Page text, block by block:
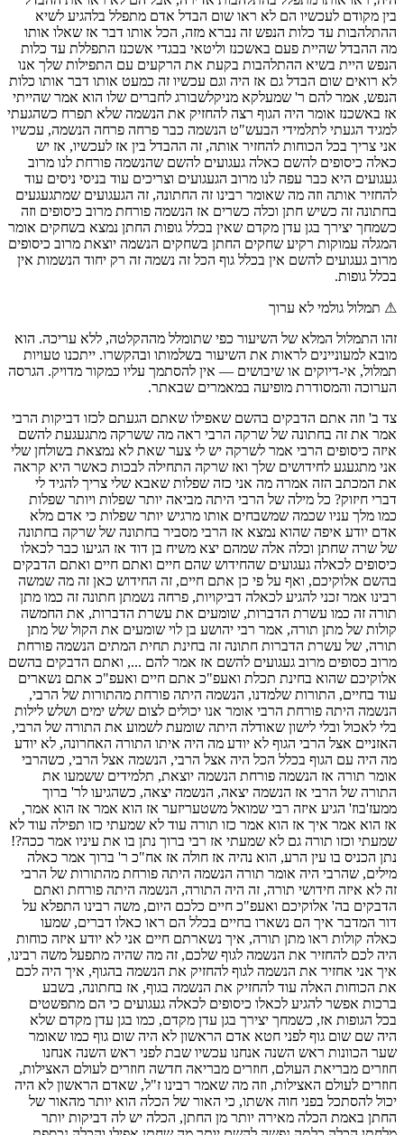
גולמי לא ערוך
התמלול המלא של השיעור כפי שתומלל מההקלטה, ללא עריכה. הוא
למעוניינים לראות את השיעור בשלמותו ובהקשרו. ייתכנו טעויות
אי-דיוקים או שיבושים — אין להסתמך עליו כמקור מדויק. הגרסה
והמסודרת מופיעה במאמרים שבאתר.
ויותר שפלות כמו מלך עניו שכמה שמשבחים אותו מרגיש יותר שפלות כי אדם מלא אדם יודע איפה שהוא נמצא אז הרבי מסביר בחתונה של שרקה בחתונה של שרה שחתן וכלה אלה שמהם יצא משיח בן דוד אז הגיעו כבר לכאלו כיסופים לכאלה געגועים שהחידוש שהם חיים ואתם חיים ואתם הדבקים בהשם אלוקיכם, ואף על פי כן אתם חיים, זה החידוש כאן זה מה שמשה רבינו אמר זכני להגיע לכאלה דביקויות, פרחה נשמתן חתונה זה כמו מתן תורה זה כמו עשרת הדברות, שומעים את עשרת הדברות, את החמשה קולות של מתן תורה, אמר רבי יהושע בן לוי שומעים את הקול של מתן תורה, של עשרת הדברות חתונה זה בחינת תחית המתים הנשמה פורחת מרוב כסופים מרוב געגועים להשם אז אמר להם ..., ואתם הדבקים בהשם אלוקיכם שהוא בחינת תכלת ואעפ"כ אתם חיים ואעפ"כ אתם נשארים עוד בחיים, התורות שלמדנו, הנשמה היתה פורחת מהתורות של הרבי, הנשמה היתה פורחת הרבי אומר אנו יכולים לצום שלש ימים ושלש לילות בלי לאכול ובלי לישון שאודלה היתה שומעת לשמוע את התורה של הרבי, האזניים אצל הרבי הגוף לא יודע מה היה איתו התורה האחרונה, לא יודע מה היה עם הגוף בכלל הכל היה אצל הרבי, הנשמה אצל הרבי, כשהרבי אומר תורה אז הנשמה פורחת הנשמה יוצאת, תלמידים ששמעו את התורה של הרבי אז הנשמה יצאה, הנשמה יצאה, כשהגיעו לר' ברוך ממעז'בוז' הגיע איזה רבי שמואל משטעריזער אז הוא אמר אז הוא אמר, אז הוא אמר איך אז הוא אמר כזו תורה עוד לא שמעתי כזו תפילה עוד לא שמעתי וכזו תורה גם לא שמעתי אז רבי ברוך נתן בו את עיניו אמר ככה?! נתן הכניס בו עין הרע, הוא נהיה אז חולה אז אח"כ ר' ברוך אמר כאלה מילים, שהרבי היה אומר תורה הנשמה היתה פורחת מהתורות של הרבי זה לא איזה חידושי תורה, זה היה התורה, הנשמה היתה פורחת ואתם הדבקים בה' אלוקיכם ואעפ"כ חיים כלכם היום, משה רבינו התפלא על דור המדבר איך הם נשארו בחיים בכלל הם ראו כאלו דברים, שמעו כאלה קולות ראו מתן תורה, איך נשארתם חיים אני לא יודע איזה כוחות היה לכם להחזיר את הנשמה לגוף שלכם, זה מה שהיה מתפעל משה רבינו, איך אני אחזיר את הנשמה לגוף להחזיק את הנשמה בהגוף, איך היה לכם את הכוחות האלה עוד להחזיק את הנשמה בגוף, אז בחתונה, בשבע ברכות אפשר להגיע לכאלו כיסופים לכאלה געגועים כי הם מתפשטים בכל הגופות אז, כשמחך יצירך בגן עדן מקדם, כמו בגן עדן מקדם שלא היה שם שום גוף לפני חטא אדם הראשון לא היה שום גוף כמו שאומר שער הכוונות ראש השנה אנחנו עכשיו שבת לפני ראש השנה אנחנו חוזרים מבריאת העולם, חוזרים מבריאה חדשה חוזרים לעולם האצילות, חוזרים לעולם האצילות, וזה מה שאמר רבינו ז"ל, שאדם הראשון לא היה יכול להסתכל בפני חוה אשתו, כי האור של הכלה הוא יותר מהאור של החתן באמת הכלה מאירה יותר מן החתן, הכלה יש לה דביקות יותר מלחתן הכלה כלתה נפשה להשם יותר מה שחתן אפילו והכלה נכספת להשם כיסופים אמיתיים עד שאדם הראשון לא היה יכול לראות את הפנים של חוה מרוב אור, האור של חוה אומר הזוהר בפ"ג עמוד ב' היה כזה אור גדול, שאדם הראשון לא היה יכול לראות את האור של חוה שהוא היה פי כמה מהאור של אדם הראשון כי אצלה, היא נכספת להשם עוד יותר מהאיש לכן חוה אשתו האירה, האירה אומר, אז אומר האר"י הקדוש בראש השנה פה דף צ"ו כל אחד יראה בבית שלו את השורה הזאת, אומר חוה האירה בש"ע רבוא נהורין ואדם הראשון האיר רק בק"ן רבוא נהורין רק 160 פחות מחצי יותר מחצי קצת יותר מחצי בש"ע יש 365 ... זה 200... פחות מחצי זה נקרא 185 החצי זה קפ"ה, כן זה, מכל פן יוצא 2 פנים מכל פן, פן זה קל קל זה אלף למד - אלף זה 111 למד זה 74 זה 185 פה יש 185 אורות ופה יש 185 אורות היה לחוה ש"ע אורות ואדם היה לו פחות מחצי, רק 150 רבוא רבוא נהורין. אז הכלה מרמה... ע"י הכלה הכשרה, אם החתן יודע להעריך את הכלה שהוא מקבל, איזה כלה הוא מקבל, איזה אהוב הוא מקבל, איזה אוצר הוא מקבל, איזה כיסופים וגעגועים, מהיום שהיא נולדה רק כיסופים וגעגועים להשם, נכספת להשם שמכל היתה פורחת להחזיק מרוב געגועים להשם, אז הרבי אומר על הבת שלו שרה הוא אומר, דאכלי כולה ושצי כולה, הכלה הזאת שכלתה ונכספה וגם כלתה נפשו לחצרות ה', לבי ובשרי ירננו לאל חי, אז נכספה וגם כלתה נפשי לחצרות השם, אז הכל נכלה, הכל נשרף, כל הס"א כשיש כזו כלה, אז שיש כזו כלה הכל נשרף הכל נכלה, הכל לא נשאר זכר מזה, דאכלי כולה ושצי כולה, אז אתם הדבקים בהשם אלוקיכם אומר רבינו, שדור המדבר הגיע לכזה דביקות פסקה זוהמתן, הגיעו לדרגת תחית המתים, וכל דור המדבר, הם ראו שמעו קולות שמעו את משה מדבר, שמעו את קול השם, ראו ענני כבוד, כל שניה הנשמה שלהם יצאה כמעט יצאה מרוב כיסופים מרוב געגועים, אדם רואה ענני כבוד, אז מה זה זה קירות? זה ענני כבוד, זה עמודי אש, כתוב שעמוד הענן של היום היה אש לבנה ועמוד הלילה זה היה אש אדומה זה היה גם עמוד אש, רק זה היה אש לבנה, ביום ראו עמוד אש למה כי כולם הם היו אש, כל דור המדבר היה אש כל, הלבבות כולם היו אש, כל יהודי ויהודי היו אש להשם אז הם הוקפו בעמודי אש אש לבנה ביום, אש אדומה בלילה, וזה היה דור המדבר, זה החתן והכלה, כשמחך יצירך בגן עדן מקדם, שהכל מתהפך עכשיו, אין גופות בכלל הגופות נאכלים, הגופות נשרפים הגופות נכלים לגמרי מרוב מרוב מרוב שהנשמה נכלית להשם, אז הגופות נכלים לגמרי נאבדים לגמרי, נשרפים לגמרי, וזה הכלה בחינת תכלת, דאכלי כולה שוצי כולה זה הכלה שהיא כולה דאכלי כולה ושצי כולה, שהיא מכלה את הכל שורפת את הכל את כל הס"א, כמו שהגוף שלה נשרף מרוב געגועים להשם אז כל הס"א נשרפה מרוב געגועים להשם, דאכלי כולה ושצי כולה, וזה החידוש שעל דור המדבר, עם כל הכיסופים ועם כל הגעגועים עוד יכלו להחזיר כל פעם מחדש ואת הנשמה לגוף, כל דיבור ודיבור פרחה נשמתן, ובא מלאך והחזירן הצליחו להחזיר, זה הגדלות של דור המדבר, שהיה טבוע בכל דיבור בכל דבור שהם שמעו הנשמה היתה פורחת, והנשמה חזרה בחזרה למקומה, כי אעשה כלה בכל הגוים, עכשיו שיש כזו כלה שהיא כלה וגם נכספה נפשי לחצרות השם לבי ובשרי ירננו אל אל חי לבי ובשרי, הלב והבשר הגוף הכל נכסף להשם הכל נשרף למען השם אז כל הגוים נשרפים כי אעשה כלה בכל הגוים, וזה ותחל נפש דוד, נפש דוד היא התכלת כי הכלה היא הנפש של דוד הכלה היא הכנור הכלה היא השירים הכלה היא הזמרה, עם השירים שלה היא ממשיכה את החכמות שלמדנו עם השירה ממשיכים את כל החכמות, עם השירים שלה ועם הניגונים שלה, היא ממשיכה לחתנה את כל החכמות את כל השכלים, את כל החכמה בינה ודעת וזה נפש דוד כי הכלה היא נפש דוד, היא בחינת תכלת דאכלי כולה ושצי כולה, וזהו ורוח צפונית היתה מנשבת בכינורו של דוד כי הכלה היא רוח צפון הכלה היא הכנור של דוד, היא הכנור, שהיה מנגן מאליו, ורוח צפון זה דינים וגבורות ושם הנגינה "מכנף הארץ זמירות שמענו" וזה שאומר רבינו, וזה שאנחנו אומרים "ולשמש שם אהל בהם והוא כחתן יוצא מחפתו" אז כולם יודעים את הקושיה המפורסמת שתמיד אנחנו שואלים לשמש שם אהל בהם, והוא כחתן, מה השמש כמו החתן? החתן כמו שמש טפה מאיר כמו שמש? השמש עושה אור בכל העולם, החתן מסתכלים עליו מקבלים איזה הארה, אבל, אז החתן דומה, בבליוניות, טריליוניות הוא דומה להשמש אבל הפסוק לא עומד, דוד המלך אומר לשמש שם אהל בהם והוא כחתן יוצא מחפתו, השמש דומה לחתן, השמש היא משהו מהחתן, היא טריליוניות מהחתן, כי באמת החתן הוא אור כזה גדול כזה אור גדול החתן שבאמת הוא מאיר יותר מהשמש, אם היינו רואים את האור של החתן עכשיו, את הלהבה שיש בו את הכיסופים שיש לו את הגעגועים שיש לו, היינו רואים שהוא מאיר יותר מהשמש יותר בוער מהשמש, השמש משולה קצת לחתן טריליונוית לחתן, לכן עד שלא שקעה שמשו של עלי זרחה שמשו של שמואל, כי זרחה השמש ובא השמש, ואדם נקרא שמש, כי השמש, והוא כחתן יוצא מחפתו ישיש כגבור לרוץ אורח, החתן הזה הוא הגבור הכי גדול יותר מכל בני גילו, והוא כחתן יוצא מחפתו ישיש כגבור לרוץ אורח, אז זה החתן ניבא דוד המלך, שיבוא כזה חתן כגבור לרוץ אורח, כגבור לרוץ אורח, כי הצדיקים הם גבורי כח עושי דברו, באמת הם גבורי כח אין דבר שלא ירוצו אליו, אין דבר שלא יעופו אליו מקצה הארץ ועד לקצה הארץ, תוך שניה הוא יעשה כל מצוה וכל פעולה, הצדיקים הם גבורי כח עושי דברו, שהם רצים מקצה העולם ועד קצה העולם, למעלה ממהירות האור למעלה ממהירות הזמן מגיעים מקצה אל קצה, הצדיקים הם גבורי כח עושי דברו, לשמוע בקול דברו כי זה התגברות, אז הצדיק הזה החתן הזה שהוא זוכה להיות, שהשמש הוא רק טריליונוית מן האור שלו ומקצה השמים מוצאו ותקופתו, בחינות מקיפים כי זה התכלת, שבאמת החתן והכלה שניהם נכספים להשם, שניהם הם התכלת שמכלה את הכל, ע"י נכספה וגם כלתה נפשי לחצרות השם אז הם זוכים לכלות את כל הגוים, את כל שונאי ישראל "ונסתר מחמתו" ועל זה נאמר כלה בחמה כלה ואינמו שמכלים את הכל ע"י נכספה וגם כלתה נפשי לחצרות השם אז הם מכלים את הכל מכלים את כל הס"א, גם של עצמם, גם של אחרים, ולפי זה עכשיו אפשר להבין את דברי המהר"ל הקדוש, ובזה נסיים על הגמרא המפורסמת בברכות, שכולם מכירים אותה, גמרא שהיא טעונה הסבר גמרא ידועה, כל ילד מכיר את הגמרא הזאת, גמרא פשוטה אבל מלאה באלפי קושיות, אין לנו זמן כעת לתרץ את כל הקושיות אבל אולי נתרץ בשבע ברכות הבא את המשך הקושיות אבל עכשיו רק נעמוד על קושיה אחת ועל זה מדבר המהר"ל בפנים, הגמרא הזאת יש בה הרבה קושיות אנו לא יכולים לפרט עכשיו את כולם, רק נתעכב בקושיה אחת, אז הגמרא אומרת, יש פה איזה ארבע מאמרים דבר ראשון זה המאמר הראשון זה אגרא דבי הילולא מלי, זה לבד גמרא מאוד קשה, אגרא דבי הילולא זה שמחה, שירים, תזמורת, אוכל טוב, אגרא דבי הילולא מלי אומר רש"י הדבורים שאומרים לחתן איזה דבורים אומרים לחתן לפני החתונה? איך מכינים אותו לחתונה, לשמח את החתן בדברים, מלי, לא אומרים תזמורות מאיזה תזמורת לקחת, ואיזה צלם לקחת ואיזה אוכל לקחת, - אגרה דבי הילולא מלי - זה לבד. שיעור שלם מה זה אגרא דבי הילולא מלי, זה על זה מדבר על זה מדרש משה בכמה מאמרים ארוכים, אנחנו נמשיך הלאה זה רוצה לומר שכל מילה פה זה גמרא מאוד קשה, באמת אין גמרא שהיא לא קשה, אם אומרים שהגמרא היא לא קשה אז זה סימן שהוא חשב שזה תהלים הוא לא הבין מה הוא לומד בכלל כל מלה כל רש"י, להבין... כשרש"י מסביר את הגמרא תגיד זה בגלל שזה עוד אלפי קושיות, למה הוא אמר את הפירוש הזה דוקא? אבל, זה המאמר הראשון בגמרא שנוגע לחתונה, אנחנו נעבור הלאה, זה נראה אם יהיה לנו עוד זמן נלמד מזה גם כן, אנחנו נעבור עכשיו לשלושת המאמרים הבאים, אמר רבי חלבו אמר רב הונא, כל הנהנה מסעודת חתן ולא משמחו עובר בחמשה קולות יש חמשה קולות שהיו במתן תורה שנאמר קול ששון וקול שמחה קול חתן וקול כלה לראות את השם צבאות ומשמחו אם הוא משמח את החתן הוא יזכה לחמשה קולות של מתן תורה שכמו ששמענו עכשיו קולות הוא זוכה לשמוע את עשרת הדברות, עכשיו כל הקולות, זה מאמר ראשון, מאמר שני אמר רבי אבהו כאילו הקריב תודה מה שייך פה תודה? התודה זה להביא על כל שמחה תודה, יש ברית, צריך להביא קרבן תודה, יש פדיון הבן, יש ארבע דברים שזה חיוב להביא אם כאילו הקריב תודה זה על כל דבר על כל שמחה אדם מקבל איזה, קונה בית שיביא קרבן תודה. כל שמחה שיביא קרבן תודה מה פה השמחה המיוחדת שדוקא פה מביאים קרבן תודה כאילו הקריב תודה וזה השאלה על מאמר של ר' אבהו. רב נחמן בר יצחק אמר כאלו בנה חורבה אחת מחורבות ירושלים אומר ה"מקדש משה" כאלו בנה את ביהמ"ק עכשיו אנחנו נעבור למהר"ל מפראג הולך ומסביר את שלושת המאמרים האלה, ועכשיו נסתכל על הקושיא מה שייך